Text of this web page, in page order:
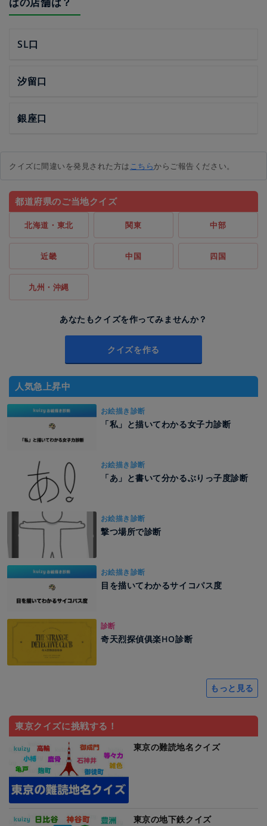
SL口
汐留口
銀座口
クイズに間違いを発見された方はこちらからご報告ください。
都道府県のご当地クイズ
北海道・東北 関東 中部
近畿 中国 四国
九州・沖縄
あなたもクイズを作ってみませんか？
クイズを作る
人気急上昇中
お絵描き診断
「私」と描いてわかる女子力診断
お絵描き診断
「あ」と書いて分かるぶりっ子度診断
お絵描き診断
撃つ場所で診断
お絵描き診断
目を描いてわかるサイコパス度
診断
奇天烈探偵俱楽HO診断
もっと見る
東京クイズに挑戦する！
東京の難読地名クイズ
東京の地下鉄クイズ